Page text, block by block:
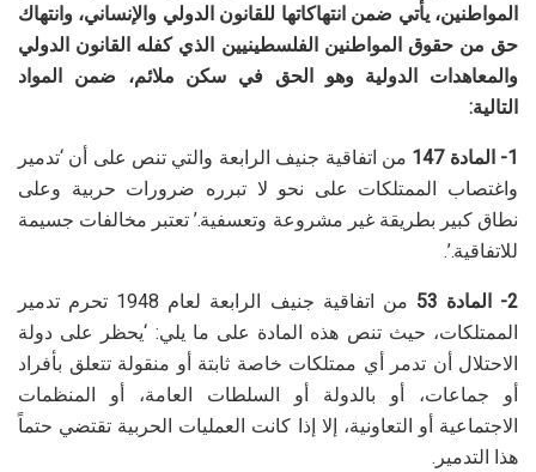
المواطنين، يأتي ضمن انتهاكاتها للقانون الدولي والإنساني، وانتهاك
حق من حقوق المواطنين الفلسطينيين الذي كفله القانون الدولي
والمعاهدات الدولية وهو الحق في سكن ملائم، ضمن المواد
التالية:
1- المادة 147
من اتفاقية جنيف الرابعة والتي تنص على أن ‘تدمير
واغتصاب الممتلكات على نحو لا تبرره ضرورات حربية وعلى
نطاق كبير بطريقة غير مشروعة وتعسفية.’ تعتبر مخالفات جسيمة
للاتفاقية.’.
2- المادة 53
من اتفاقية جنيف الرابعة لعام 1948 تحرم تدمير
الممتلكات، حيث تنص هذه المادة على ما يلي: ‘يحظر على دولة
الاحتلال أن تدمر أي ممتلكات خاصة ثابتة أو منقولة تتعلق بأفراد
أو جماعات، أو بالدولة أو السلطات العامة، أو المنظمات
الاجتماعية أو التعاونية، إلا إذا كانت العمليات الحربية تقتضي حتماً
هذا التدمير.